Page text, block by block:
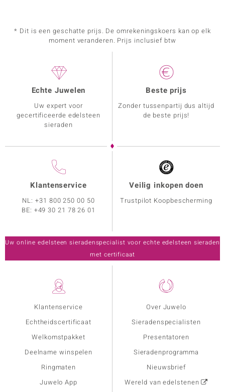
* Dit is een geschatte prijs. De omrekeningskoers kan op elk
moment veranderen. Prijs inclusief btw
Klantenservice
Echtheidscertificaat
Welkomstpakket
Deelname winspelen
Ringmaten
Juwelo App
Over Juwelo
Sieradenspecialisten
Presentatoren
Sieradenprogramma
Nieuwsbrief
Wereld van edelstenen
Echte Juwelen
Uw expert voor
gecertificeerde edelsteen
sieraden
Beste prijs
Zonder tussenpartij dus altijd
de beste prijs!
Klantenservice
NL:+31 800 250 00 50
BE: +49 30 21 78 26 01
Veilig inkopen doen
Trustpilot Koopbescherming
Uw online edelsteen sieradenspecialist voor echte edelsteen sieraden
met certificaat